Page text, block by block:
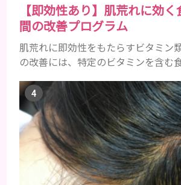
【即効性あり】肌荒れに効
間の改善プログラム
肌荒れに即効性をもたらすビタミン
の改善には、特定のビタミンを含む
を高め、荒れた肌を内側から修復す
ビタミンA：レバー、人参、ほうれ
人参、ほうれん草などに含まれるビ
ターンオーバーを正常化し、肌荒れ
ます。特にレバーは吸収率の高いレ
即効性が期待でき...